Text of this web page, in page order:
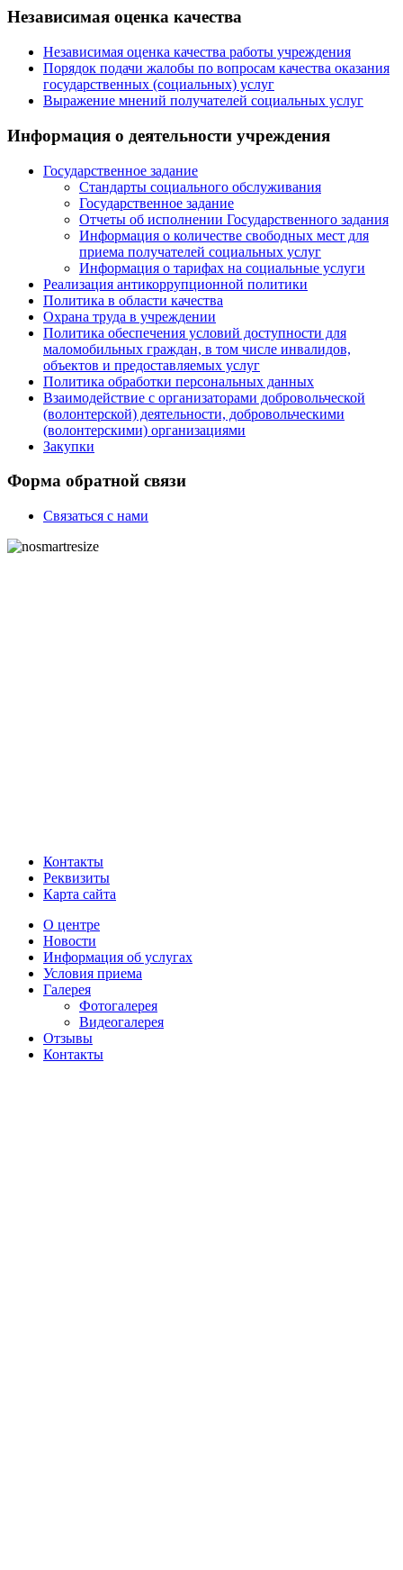
Независимая оценка качества
Независимая оценка качества работы учреждения
Порядок подачи жалобы по вопросам качества оказания
государственных (социальных) услуг
Выражение мнений получателей социальных услуг
Информация о деятельности учреждения
Государственное задание
Стандарты социального обслуживания
Государственное задание
Отчеты об исполнении Государственного задания
Информация о количестве свободных мест для
приема получателей социальных услуг
Информация о тарифах на социальные услуги
Реализация антикоррупционной политики
Политика в области качества
Охрана труда в учреждении
Политика обеспечения условий доступности для
маломобильных граждан, в том числе инвалидов,
объектов и предоставляемых услуг
Политика обработки персональных данных
Взаимодействие с организаторами добровольческой
(волонтерской) деятельности, добровольческими
(волонтерскими) организациями
Закупки
Форма обратной связи
Связаться с нами
Контакты
Реквизиты
Карта сайта
О центре
Новости
Информация об услугах
Условия приема
Галерея
Фотогалерея
Видеогалерея
Отзывы
Контакты